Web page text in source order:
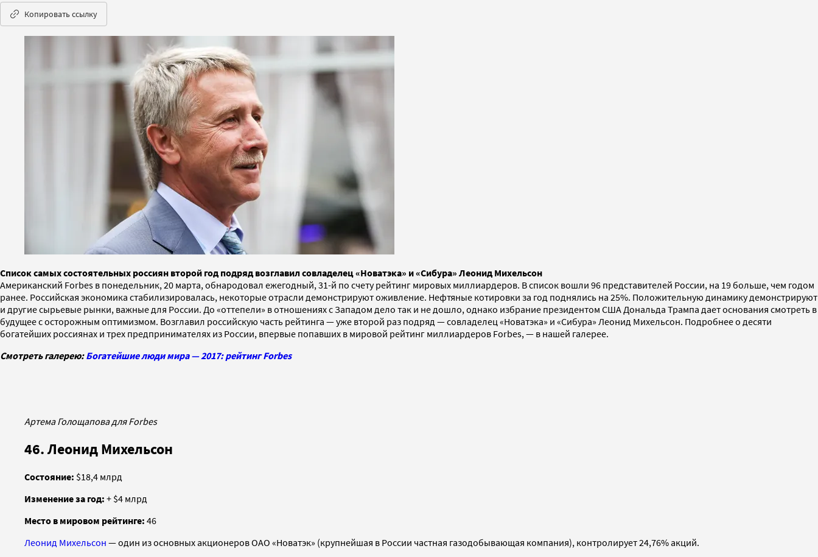
Копировать ссылку
Список самых состоятельных россиян второй год подряд возглавил совладелец «Новатэка» и «Сибура» Леонид Михельсон
Американский Forbes в понедельник, 20 марта, обнародовал ежегодный, 31-й по счету рейтинг мировых миллиардеров. В список вошли 96 представителей России, на 19 больше, чем годом
ранее. Российская экономика стабилизировалась, некоторые отрасли демонстрируют оживление. Нефтяные котировки за год поднялись на 25%. Положительную динамику демонстрируют
и другие сырьевые рынки, важные для России. До «оттепели» в отношениях с Западом дело так и не дошло, однако избрание президентом США Дональда Трампа дает основания смотреть в
будущее с осторожным оптимизмом. Возглавил российскую часть рейтинга — уже второй раз подряд — совладелец «Новатэка» и «Сибура» Леонид Михельсон. Подробнее о десяти
богатейших россиянах и трех предпринимателях из России, впервые попавших в мировой рейтинг миллиардеров Forbes, — в нашей галерее.
Смотреть галерею:Богатейшие люди мира — 2017: рейтинг Forbes
Артема Голощапова для Forbes
46. Леонид Михельсон
Состояние: $18,4 млрд
Изменение за год: + $4 млрд
Место в мировом рейтинге: 46
Леонид Михельсон — один из основных акционеров ОАО «Новатэк» (крупнейшая в России частная газодобывающая компания), контролирует 24,76% акций.